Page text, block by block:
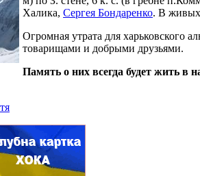
Халика, Сергея Бондаренко. В живых
Огромная утрата для харьковского
товарищами и добрыми друзьями.
Память о них всегда будет жить в